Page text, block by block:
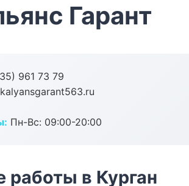
Гарант
961 73 79
Пн-Вс: 09:00-20:00
в Курган